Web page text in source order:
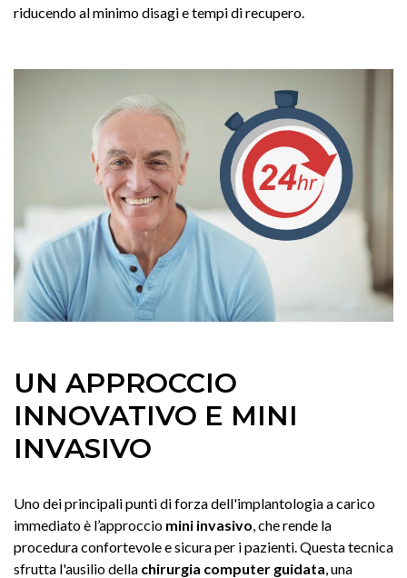
riducendo al minimo disagi e tempi di recupero.
UN APPROCCIO
INNOVATIVO E MINI
INVASIVO
Uno dei principali punti di forza dell'implantologia a carico
immediato è l’approccio mini invasivo, che rende la
procedura confortevole e sicura per i pazienti. Questa tecnica
sfrutta l'ausilio della chirurgia computer guidata, una